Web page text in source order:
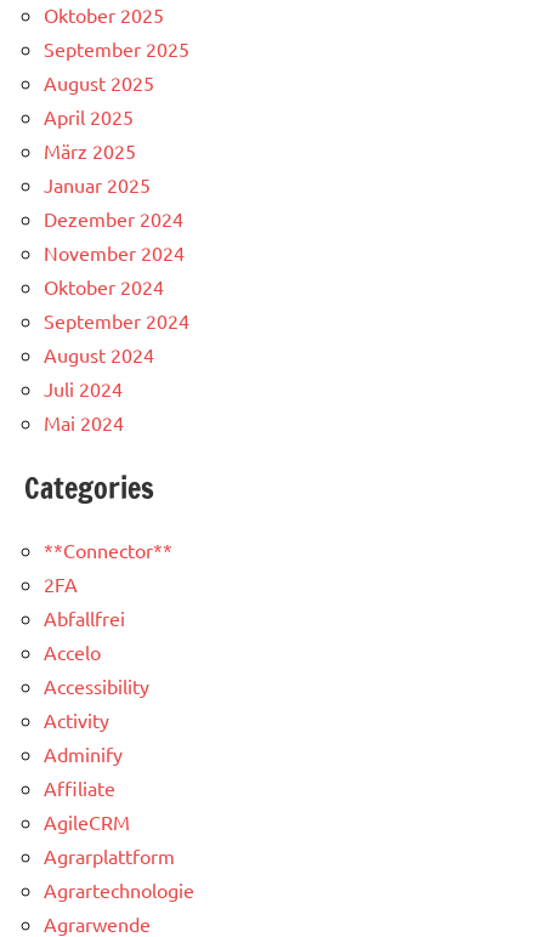
Oktober 2025
September 2025
August 2025
April 2025
März 2025
Januar 2025
Dezember 2024
November 2024
Oktober 2024
September 2024
August 2024
Juli 2024
Mai 2024
Categories
**Connector**
2FA
Abfallfrei
Accelo
Accessibility
Activity
Adminify
Affiliate
AgileCRM
Agrarplattform
Agrartechnologie
Agrarwende